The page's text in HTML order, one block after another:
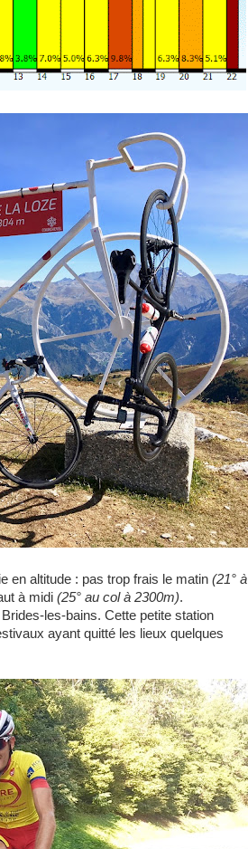
en altitude : pas trop frais le matin (21° à
à midi (25° au col à 2300m).
les-bains. Cette petite station
ayant quitté les lieux quelques